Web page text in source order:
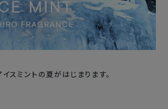
スミントの夏がはじまります。